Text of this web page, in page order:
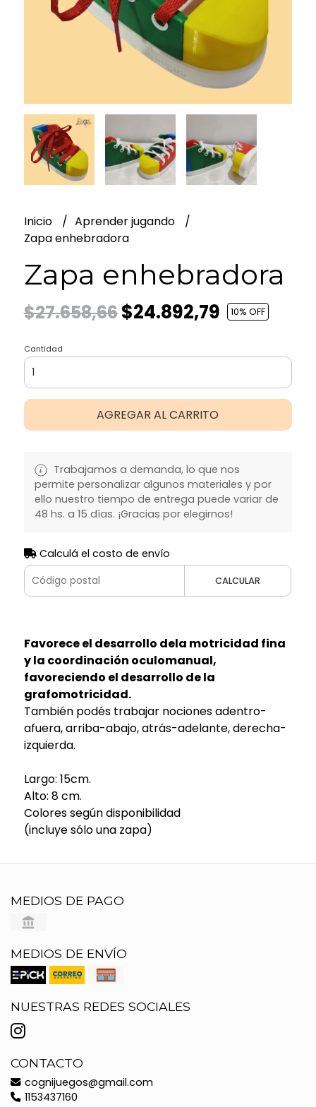
Inicio
Aprender jugando
Zapa enhebradora
Zapa enhebradora
$27.658,66$24.892,79 10% OFF
Cantidad
AGREGAR AL CARRITO
Trabajamos a demanda, lo que nos
permite personalizar algunos materiales y por
ello nuestro tiempo de entrega puede variar de
48 hs. a 15 días. ¡Gracias por elegirnos!
Calculá el costo de envío
CALCULAR
Favorece el desarrollo dela motricidad fina
y la coordinación oculomanual,
favoreciendo el desarrollo de la
grafomotricidad.
También podés trabajar nociones adentro-
afuera, arriba-abajo, atrás-adelante, derecha-
izquierda.
Largo: 15cm.
Alto: 8 cm.
Colores según disponibilidad
(incluye sólo una zapa)
MEDIOS DE PAGO
MEDIOS DE ENVÍO
NUESTRAS REDES SOCIALES
CONTACTO
cognijuegos@gmail.com
1153437160